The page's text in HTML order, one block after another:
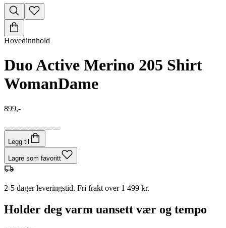
Hovedinnhold
Duo Active Merino 205 Shirt
WomanDame
899,-
Legg til
Lagre som favoritt
2-5 dager leveringstid. Fri frakt over 1 499 kr.
Holder deg varm uansett vær og tempo